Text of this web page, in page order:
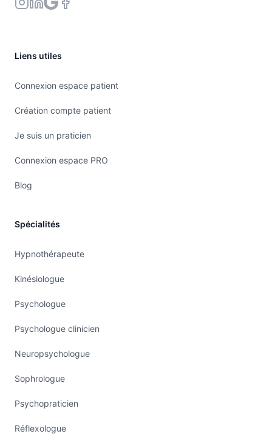
Liens utiles
Connexion espace patient
Création compte patient
Je suis un praticien
Connexion espace PRO
Blog
Spécialités
Hypnothérapeute
Kinésiologue
Psychologue
Psychologue clinicien
Neuropsychologue
Sophrologue
Psychopraticien
Réflexologue